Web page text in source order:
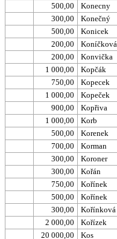
500,00
Konecny
300,00
Konečný
500,00
Konicek
200,00
Koníčková
200,00
Konvička
1 000,00
Kopčák
750,00
Kopecek
1 000,00
Kopeček
900,00
Kopřiva
1 000,00
Korb
500,00
Korenek
700,00
Korman
300,00
Koroner
300,00
Kořán
750,00
Kořínek
500,00
Kořínek
300,00
Kořínková
2 000,00
Kořízek
20 000,00
Kos